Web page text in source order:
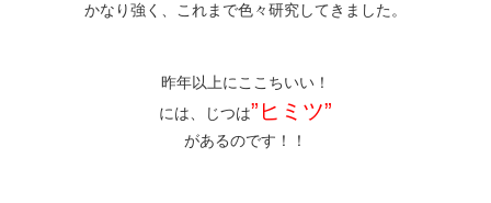
かなり強く、これまで色々研究してきました。
昨年以上にここちいい！
には、じつは”ヒミツ”
があるのです！！